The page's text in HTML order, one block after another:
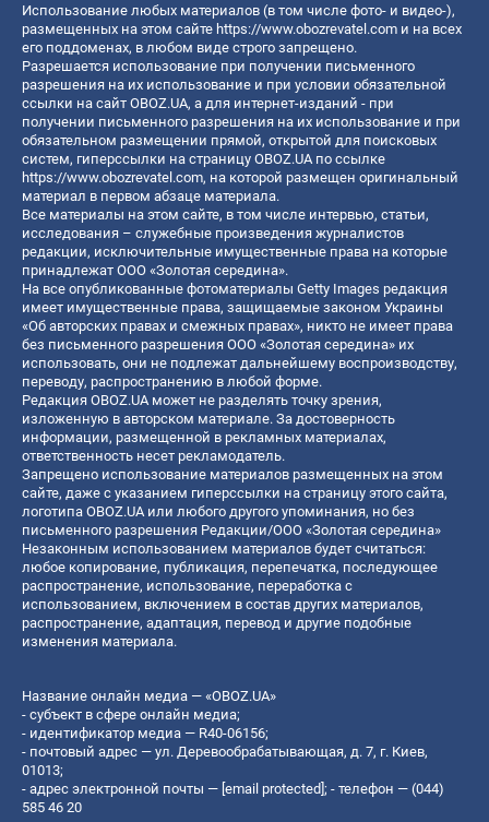
Использование любых материалов (в том числе фото- и видео-),
размещенных на этом сайте https://www.obozrevatel.com и на всех
его поддоменах, в любом виде строго запрещено.
Разрешается использование при получении письменного
разрешения на их использование и при условии обязательной
ссылки на сайт OBOZ.UA, а для интернет-изданий - при
получении письменного разрешения на их использование и при
обязательном размещении прямой, открытой для поисковых
систем, гиперссылки на страницу OBOZ.UA по ссылке
https://www.obozrevatel.com, на которой размещен оригинальный
материал в первом абзаце материала.
Все материалы на этом сайте, в том числе интервью, статьи,
исследования – служебные произведения журналистов
редакции, исключительные имущественные права на которые
принадлежат ООО «Золотая середина».
На все опубликованные фотоматериалы Getty Images редакция
имеет имущественные права, защищаемые законом Украины
«Об авторских правах и смежных правах», никто не имеет права
без письменного разрешения ООО «Золотая середина» их
использовать, они не подлежат дальнейшему воспроизводству,
переводу, распространению в любой форме.
Редакция OBOZ.UA может не разделять точку зрения,
изложенную в авторском материале. За достоверность
информации, размещенной в рекламных материалах,
ответственность несет рекламодатель.
Запрещено использование материалов размещенных на этом
сайте, даже с указанием гиперссылки на страницу этого сайта,
логотипа OBOZ.UA или любого другого упоминания, но без
письменного разрешения Редакции/ООО «Золотая середина»
Незаконным использованием материалов будет считаться:
любое копирование, публикация, перепечатка, последующее
распространение, использование, переработка с
использованием, включением в состав других материалов,
распространение, адаптация, перевод и другие подобные
изменения материала.
Название онлайн медиа — «OBOZ.UA»
- субъект в сфере онлайн медиа;
- идентификатор медиа — R40-06156;
- почтовый адрес — ул. Деревообрабатывающая, д. 7, г. Киев,
01013;
- адрес электронной почты — [email protected] ; - телефон — (044)
585 46 20